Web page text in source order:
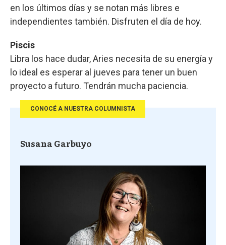
en los últimos días y se notan más libres e
independientes también. Disfruten el día de hoy.
Piscis
Libra los hace dudar, Aries necesita de su energía y
lo ideal es esperar al jueves para tener un buen
proyecto a futuro. Tendrán mucha paciencia.
CONOCÉ A NUESTRA COLUMNISTA
Susana Garbuyo